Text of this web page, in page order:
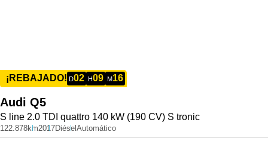
¡REBAJADO! D02 H09 M16
Audi Q5
S line 2.0 TDI quattro 140 kW (190 CV) S tronic
122.878km2017Diésel Automático